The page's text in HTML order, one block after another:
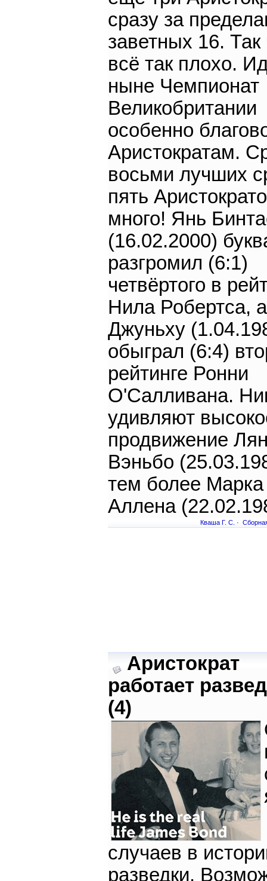
сразу за
заветных 16. Так
всё так плохо.
ныне Чемпионат
Великобритании
особенно
Аристократам.
восьми лучших
пять
много! Янь
(16.02.2000)
разгромил (6:1)
четвёртого в
Нила Робертса,
Джуньху
обыграл (6:4)
рейтинге Ронни
О'Салливана.
удивляют
продвижение
Вэньбо
тем более Марка
Аллена
Кваша Г. С. ·
Аристократ
работает
(4)
случаев в
разведки.